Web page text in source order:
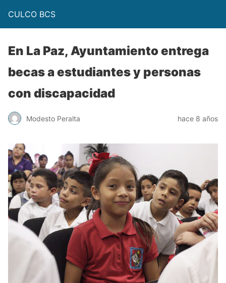
CULCO BCS
En La Paz, Ayuntamiento entrega
becas a estudiantes y personas
con discapacidad
Modesto Peralta hace 8 años